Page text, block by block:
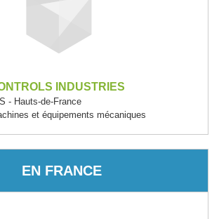
INDUSTRIES
- Hauts-de-France
et équipements mécaniques
EN FRANCE